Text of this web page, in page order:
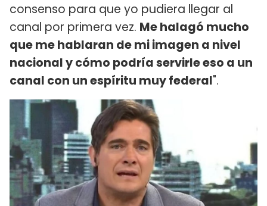
consenso para que yo pudiera llegar al
canal por primera vez. Me halagó mucho
que me hablaran de mi imagen a nivel
nacional y cómo podría servirle eso a un
canal con un espíritu muy federal".